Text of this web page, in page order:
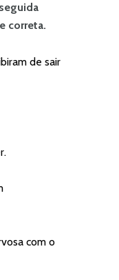
correta.
de sair
com o